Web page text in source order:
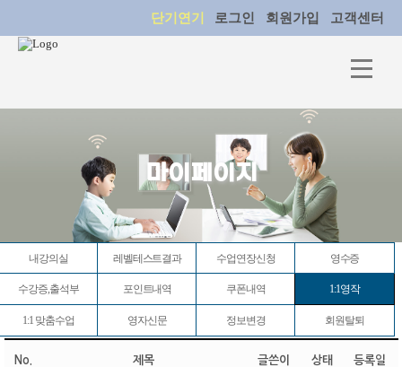
단기연기 로그인 회원가입 고객센터
마이페이지
내강의실 레벨테스트결과 수업연장신청 영수증
수강증,출석부 포인트내역 쿠폰내역 1:1영작
1:1 맞춤수업 영자신문 정보변경 회원탈퇴
No. 제목 글쓴이 상태 등록일